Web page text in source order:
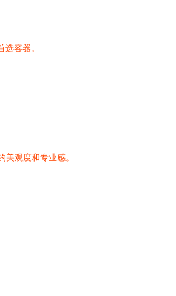
容器。
观度和专业感。